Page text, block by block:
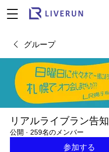
グループ
リアルライブラン告知
公開 · 259名のメンバー
参加する